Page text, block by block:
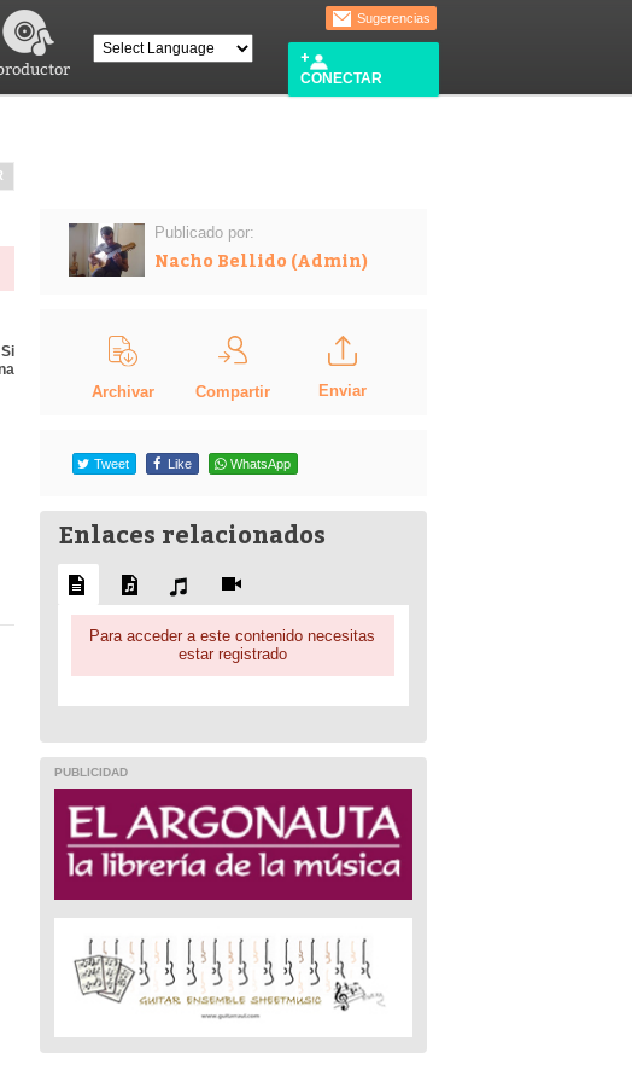
Sugerencias
CONECTAR
Publicado por:
Nacho Bellido (Admin)
Archivar Compartir Enviar
Tweet Like WhatsApp
Enlaces relacionados
Para acceder a este contenido necesitas
estar registrado
PUBLICIDAD